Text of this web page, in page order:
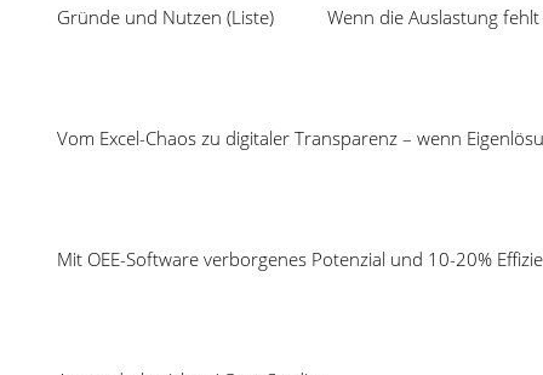
Gründe und Nutzen (Liste) Wenn die Auslastung
Vom Excel-Chaos zu digitaler Transparenz – wenn
Mit OEE-Software verborgenes Potenzial und 10-20%
04